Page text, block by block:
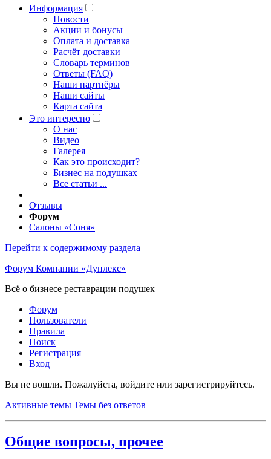
Информация
Новости
Акции и бонусы
Оплата и доставка
Расчёт доставки
Словарь терминов
Ответы (FAQ)
Наши партнёры
Наши сайты
Карта сайта
Это интересно
O нас
Видео
Галерея
Как это происходит?
Бизнес на подушках
Все статьи ...
Отзывы
Форум
Салоны «Соня»
Перейти к содержимому раздела
Форум Компании «Дуплекс»
Всё о бизнесе реставрации подушек
Форум
Пользователи
Правила
Поиск
Регистрация
Вход
Вы не вошли. Пожалуйста, войдите или зарегистрируйтесь.
Активные темы Темы без ответов
Общие вопросы, прочее